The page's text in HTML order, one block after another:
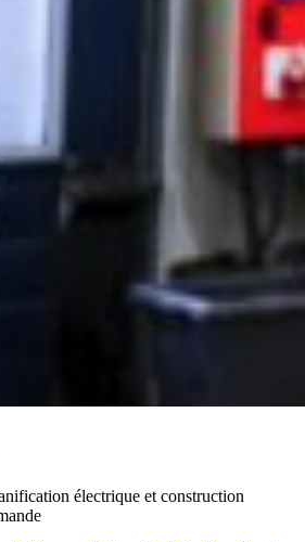
électrique et construction